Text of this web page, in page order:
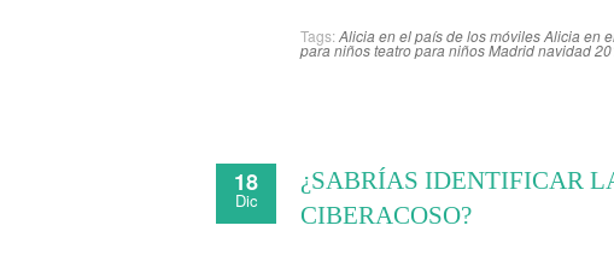
Tags: Alicia en el país de los móvilesAlicia en
para niñosteatro para niños Madrid navidad
18
Dic
¿SABRÍAS IDENTIFICAR
CIBERACOSO?